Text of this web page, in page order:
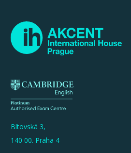
Bítovská 3,
140 00. Praha 4